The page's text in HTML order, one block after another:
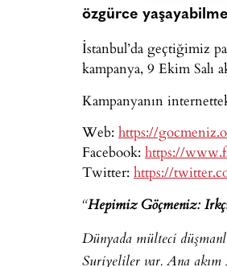
özgürce
İstanbul’da geçtiğimiz
kampanya, 9 Ekim Salı
Kampanyanın
Web: https://
Facebook: https://
Twitter: https://
“Hepimiz Göçmeniz:
Dünyada mülteci
Suriyeliler var. Ana akım